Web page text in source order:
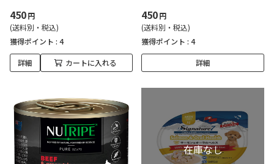
450円
(送料別・税込)
獲得ポイント : 4
詳細 カートに入れる
450円
(送料別・税込)
獲得ポイント : 4
詳細